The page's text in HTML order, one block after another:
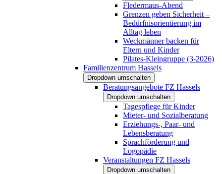
Fledermaus-Abend
Grenzen geben Sicherheit –
Bedürfnisorientierung im
Alltag leben
Weckmänner backen für
Eltern und Kinder
Pilates-Kleingruppe (3-2026)
Familienzentrum Hassels
Dropdown umschalten
Beratungsangebote FZ Hassels
Dropdown umschalten
Tagespflege für Kinder
Mieter- und Sozialberatung
Erziehungs-, Paar- und
Lebensberatung
Sprachförderung und
Logopädie
Veranstaltungen FZ Hassels
Dropdown umschalten